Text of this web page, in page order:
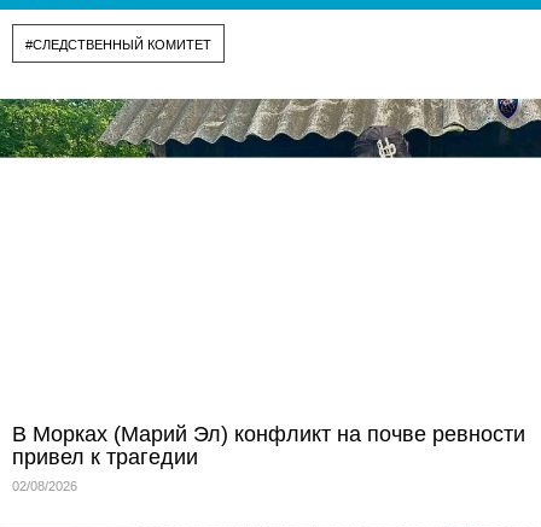
#СЛЕДСТВЕННЫЙ КОМИТЕТ
В Морках (Марий Эл) конфликт на почве ревности
привел к трагедии
02/08/2026